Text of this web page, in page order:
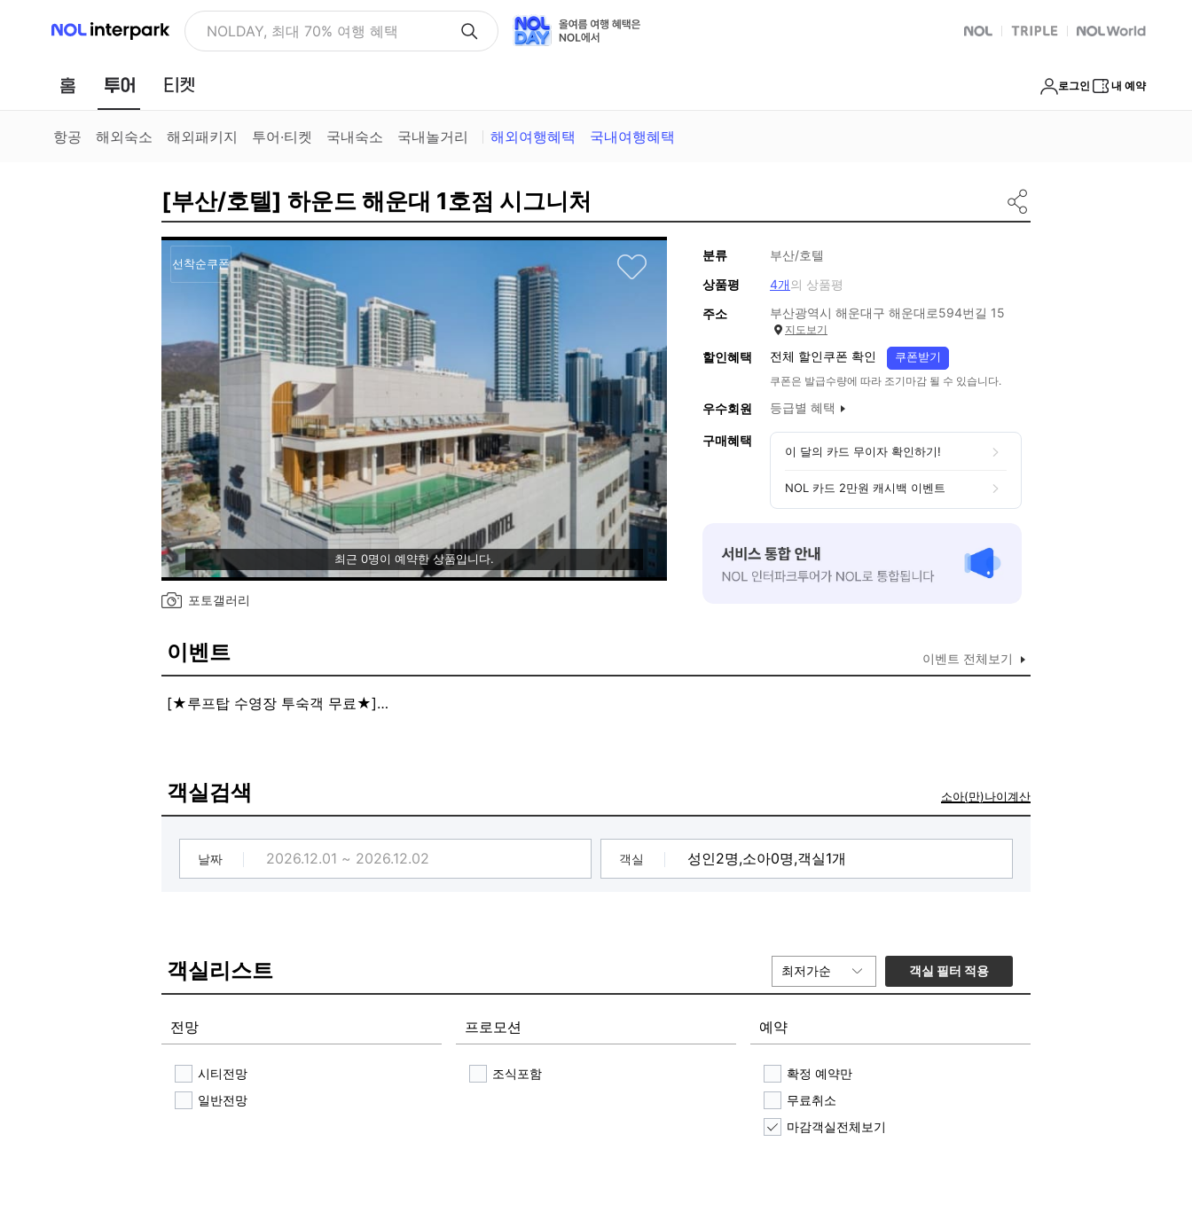
NOL 인터파크 NOLDAY, 최대 70% 여행 혜택 NOL 트리플 Global Interpark
홈 투어 로그인 내 예약
항공 해외숙소 해외패키지 투어·티켓 국내숙소 국내놀거리 해외여행혜택 국내여행혜택
[부산/호텔] 하운드 해운대 1호점 시그니처
선착순쿠폰
최근 0명이 예약한 상품입니다.
포토갤러리
분류
부산/호텔
상품평
4개의 상품평
주소
부산광역시 해운대구 해운대로594번길 15
지도보기
할인혜택 전체 할인쿠폰 확인 쿠폰받기
쿠폰은 발급수량에 따라 조기마감 될 수 있습니다.
우수회원 등급별 혜택
구매혜택
이 달의 카드 무이자 확인하기!
NOL 카드 2만원 캐시백 이벤트
이벤트 이벤트 전체보기
[★루프탑 수영장 투숙객 무료★]
객실검색 소아(만)나이계산
날짜 객실
객실리스트 최저가순 객실 필터 적용
전망
시티전망
일반전망
프로모션
조식포함
예약
확정 예약만
무료취소
마감객실전체보기